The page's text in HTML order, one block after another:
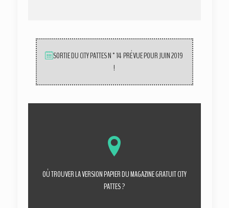
SORTIE DU CITY PATTES N°14 PRÉVUE POUR JUIN 2019
!
OÙ TROUVER LA VERSION PAPIER DU MAGAZINE GRATUIT CITY
PATTES ?